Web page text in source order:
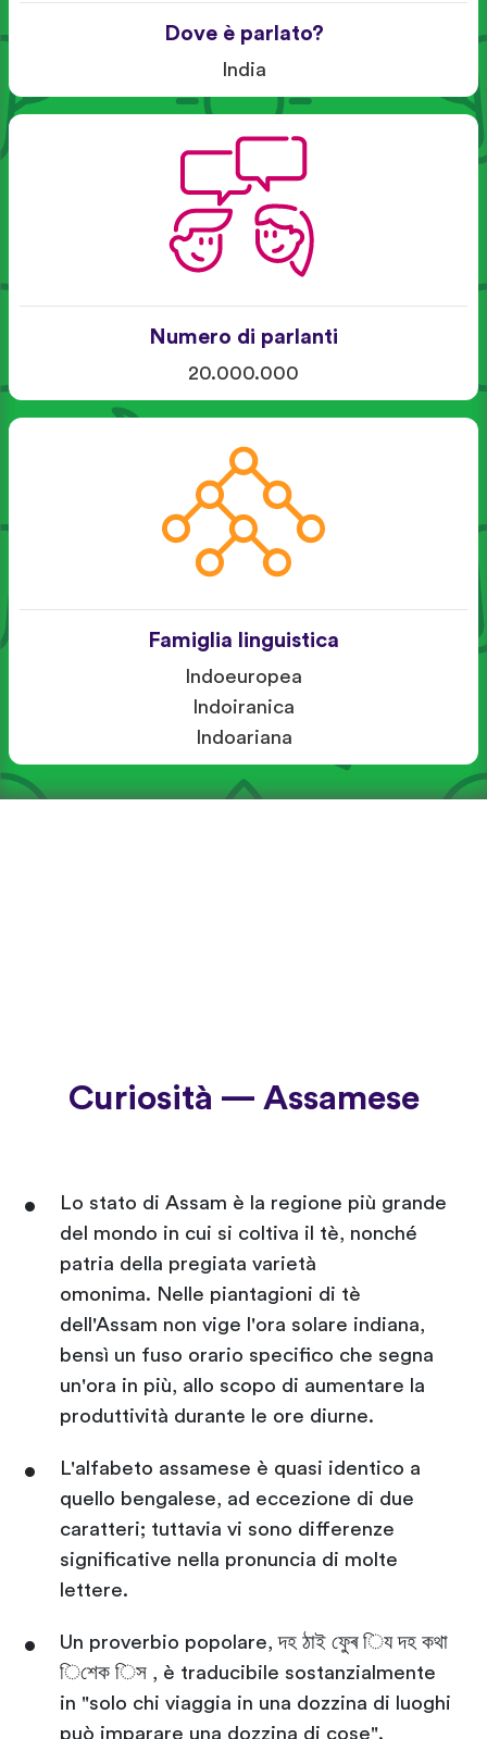
Dove è parlato?
India
Numero di parlanti
20.000.000
Famiglia linguistica
Indoeuropea
Indoiranica
Indoariana
Curiosità — Assamese
Lo stato di Assam è la regione più grande
del mondo in cui si coltiva il tè, nonché
patria della pregiata varietà
omonima. Nelle piantagioni di tè
dell'Assam non vige l'ora solare indiana,
bensì un fuso orario specifico che segna
un'ora in più, allo scopo di aumentare la
produttività durante le ore diurne.
L'alfabeto assamese è quasi identico a
quello bengalese, ad eccezione di due
caratteri; tuttavia vi sono differenze
significative nella pronuncia di molte
lettere.
Un proverbio popolare, দহ ঠাই ফুেৰ িয দহ কথা
িশেক িস , è traducibile sostanzialmente
in "solo chi viaggia in una dozzina di luoghi
può imparare una dozzina di cose".